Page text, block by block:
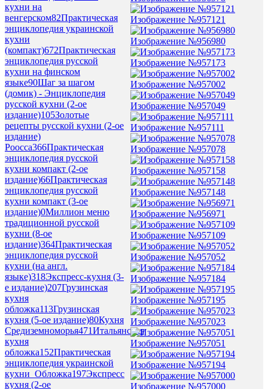
кухни на
венгерском82Практическая
энциклопедия украинской
кухни
(компакт)672Практическая
энциклопедия русской
кухни на финском
языке90Шаг за шагом
(домик) - Энциклопедия
русской кухни (2-ое
издание)105Золотые
рецепты русской кухни (2-ое
издание)
Роосса366Практическая
энциклопедия русской
кухни компакт (2-ое
издание)66Практическая
энциклопедия русской
кухни компакт (3-ое
издание)0Миллион меню
традиционной русской
кухни (8-ое
издание)364Практическая
энциклопедия русской
кухни (на англ.
языке)318Экспресс-кухня (3-
е издание)207Грузинская
кухня
обложка113Грузинская
кухня (5-ое издание)80Кухня
Средиземноморья471Итальянская
кухня
обложка152Практическая
энциклопедия украинской
кухни_Обложка197Экспресс
кухня (2-ое
Изображение №957121
Изображение №956980
Изображение №957173
Изображение №957002
Изображение №957049
Изображение №957111
Изображение №957078
Изображение №957158
Изображение №957148
Изображение №956971
Изображение №957109
Изображение №957052
Изображение №957184
Изображение №957195
Изображение №957023
Изображение №957051
Изображение №957194
Изображение №957000